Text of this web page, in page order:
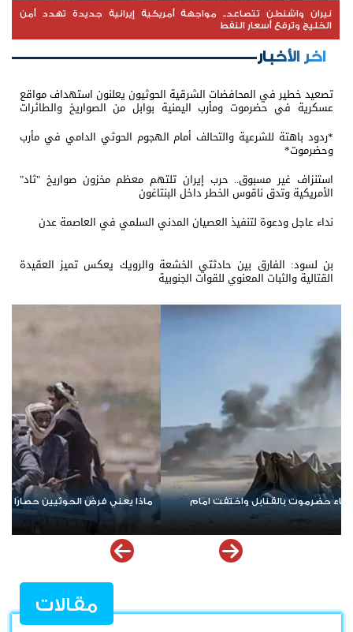
نيران واشنطن تتصاعد.. مواجهة أمريكية إيرانية جديدة تهدد أمن
الخليج وترفع أسعار النفط
اخر الأخبار
تصعيد خطير في المحافضات الشرقية الحوثيون يعلنون استهداف مواقع
عسكرية في حضرموت ومأرب اليمنية بوابل من الصواريخ والطائرات
*ردود باهتة للشرعية والتحالف أمام الهجوم الحوثي الدامي في مأرب
وحضرموت*
استنزاف غير مسبوق.. حرب إيران تلتهم معظم مخزون صواريخ "ثاد"
الأمريكية وتدق ناقوس الخطر داخل البنتاغون
نداء عاجل ودعوة لتنفيذ العصيان المدني السلمي في العاصمة عدن
بن لسود: الفارق بين حادثتي الخشعة والرويك يعكس تميز العقيدة
القتالية والثبات المعنوي للقوات الجنوبية
نيران واشنطن تتصاعد.. مواجهة أمريكية إيرانية جديدة تهدد
وترفع أسعار النفط
مقالات